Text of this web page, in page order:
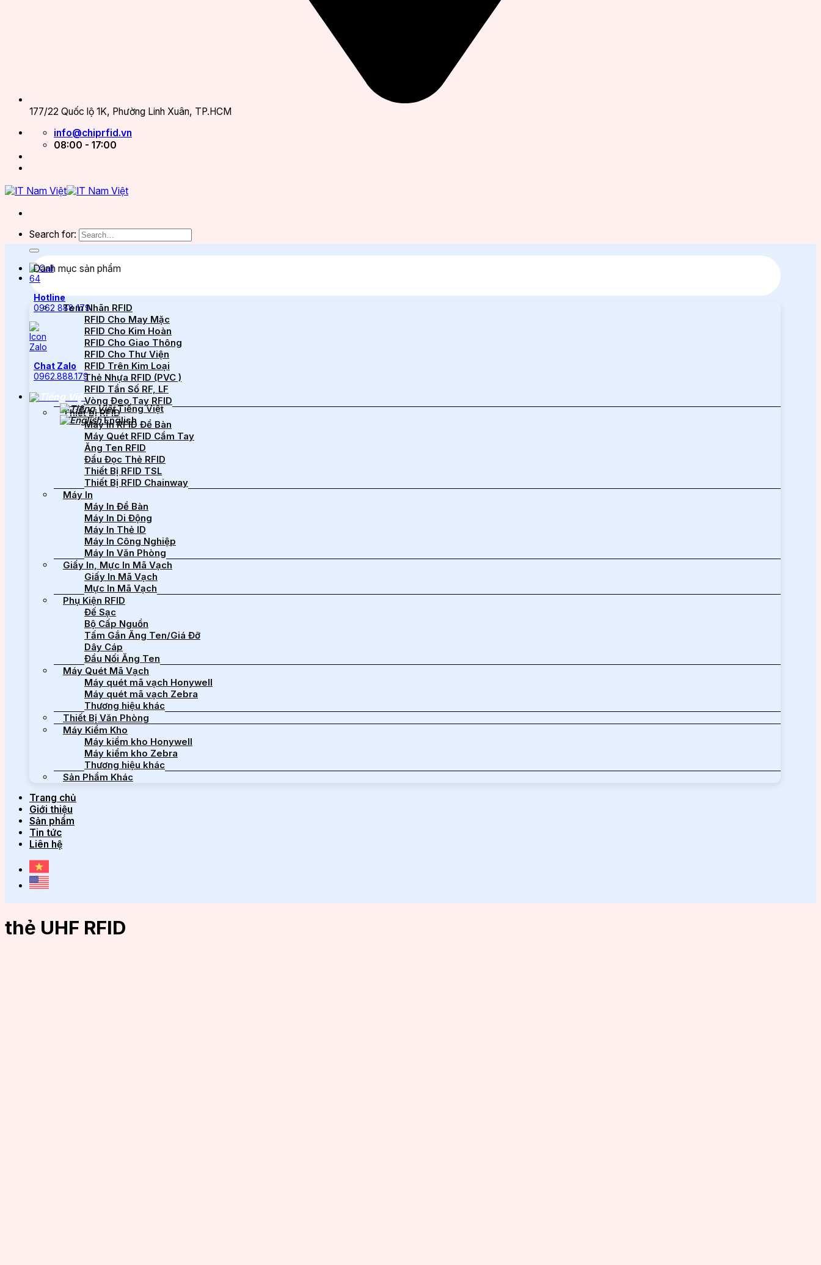
177/22 Quốc lộ 1K, Phường Linh Xuân, TP.HCM
info@chiprfid.vn
08:00 - 17:00
Search for:
Hotline
0962 888 179
Chat Zalo
0962.888.179
Tiếng Việt
English
Danh mục sản phẩm
Tem Nhãn RFID
RFID Cho May Mặc
RFID Cho Kim Hoàn
RFID Cho Giao Thông
RFID Cho Thư Viện
RFID Trên Kim Loại
Thẻ Nhựa RFID (PVC )
RFID Tần Số RF, LF
Vòng Đeo Tay RFID
Thiết bị RFID
Máy In RFID Để Bàn
Máy Quét RFID Cầm Tay
Ăng Ten RFID
Đầu Đọc Thẻ RFID
Thiết Bị RFID TSL
Thiết Bị RFID Chainway
Máy In
Máy In Để Bàn
Máy In Di Động
Máy In Thẻ ID
Máy In Công Nghiệp
Máy In Văn Phòng
Giấy In, Mực In Mã Vạch
Giấy In Mã Vạch
Mực In Mã Vạch
Phụ Kiện RFID
Đế Sạc
Bộ Cấp Nguồn
Tấm Gắn Ăng Ten/Giá Đỡ
Dây Cáp
Đầu Nối Ăng Ten
Máy Quét Mã Vạch
Máy quét mã vạch Honywell
Máy quét mã vạch Zebra
Thương hiệu khác
Thiết Bị Văn Phòng
Máy Kiểm Kho
Máy kiểm kho Honywell
Máy kiểm kho Zebra
Thương hiệu khác
Sản Phẩm Khác
Trang chủ
Giới thiệu
Sản phẩm
Tin tức
Liên hệ
thẻ UHF RFID